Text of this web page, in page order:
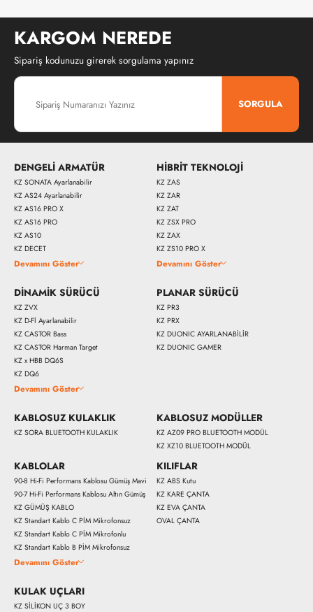
KARGOM NEREDE
Sipariş kodunuzu girerek sorgulama yapınız
SORGULA
DENGELİ ARMATÜR
KZ SONATA Ayarlanabilir
KZ AS24 Ayarlanabilir
KZ AS16 PRO X
KZ AS16 PRO
KZ AS10
KZ DECET
Devamını Göster
HİBRİT TEKNOLOJİ
KZ ZAS
KZ ZAR
KZ ZAT
KZ ZSX PRO
KZ ZAX
KZ ZS10 PRO X
Devamını Göster
DİNAMİK SÜRÜCÜ
KZ ZVX
KZ D-Fİ Ayarlanabilir
KZ CASTOR Bass
KZ CASTOR Harman Target
KZ x HBB DQ6S
KZ DQ6
Devamını Göster
PLANAR SÜRÜCÜ
KZ PR3
KZ PRX
KZ DUONIC AYARLANABİLİR
KZ DUONIC GAMER
KABLOSUZ KULAKLIK
KZ SORA BLUETOOTH KULAKLIK
KABLOSUZ MODÜLLER
KZ AZ09 PRO BLUETOOTH MODÜL
KZ XZ10 BLUETOOTH MODÜL
KABLOLAR
90-8 Hi-Fi Performans Kablosu Gümüş Mavi
90-7 Hi-Fi Performans Kablosu Altın Gümüş
KZ GÜMÜŞ KABLO
KZ Standart Kablo C PİM Mikrofonsuz
KZ Standart Kablo C PİM Mikrofonlu
KZ Standart Kablo B PİM Mikrofonsuz
Devamını Göster
KILIFLAR
KZ ABS Kutu
KZ KARE ÇANTA
KZ EVA ÇANTA
OVAL ÇANTA
KULAK UÇLARI
KZ SİLİKON UÇ 3 BOY